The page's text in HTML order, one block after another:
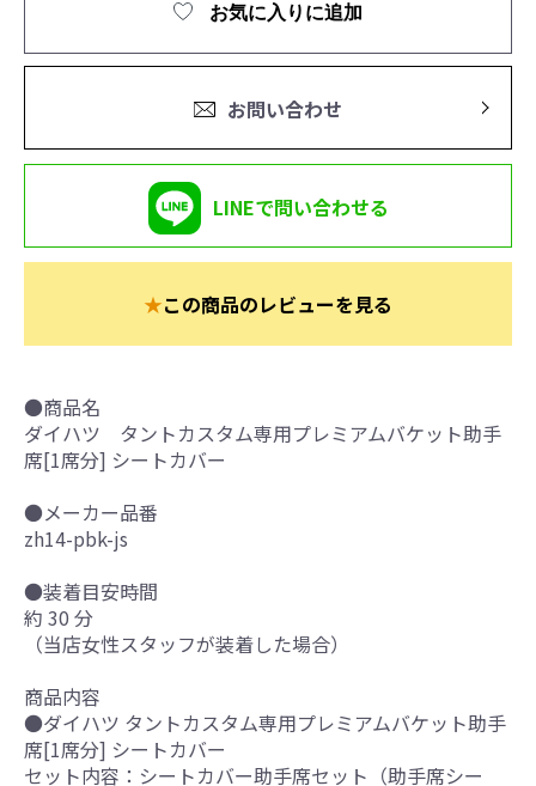
お気に入りに追加
お問い合わせ
LINEで問い合わせる
★この商品のレビューを見る
●商品名
ダイハツ タントカスタム専用プレミアムバケット助手
席[1席分] シートカバー
●メーカー品番
zh14-pbk-js
●装着目安時間
約 30 分
（当店女性スタッフが装着した場合）
商品内容
●ダイハツ タントカスタム専用プレミアムバケット助手
席[1席分] シートカバー
セット内容：シートカバー助手席セット（助手席シー